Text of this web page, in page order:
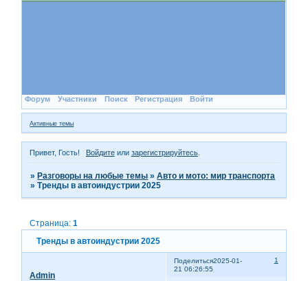
Форум Участники Поиск Регистрация Войти
Активные темы
Привет, Гость! Войдитеили зарегистрируйтесь.
» Разговоры на любые темы »Авто и мото: мир транспорта
»Тренды в автоиндустрии 2025
Тренды в автоиндустрии 2025
Страница:1
Поделиться 1
2025-01-
21 06:26:55
Admin